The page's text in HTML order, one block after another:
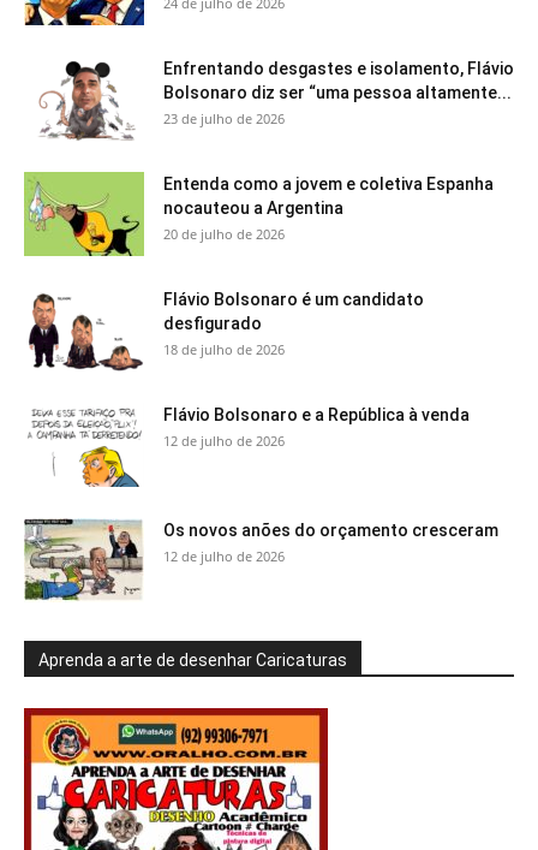
Enfrentando desgastes e isolamento, Flávio
Bolsonaro diz ser “uma pessoa altamente...
23 de julho de 2026
Entenda como a jovem e coletiva Espanha
nocauteou a Argentina
20 de julho de 2026
Flávio Bolsonaro é um candidato
desfigurado
18 de julho de 2026
Flávio Bolsonaro e a República à venda
12 de julho de 2026
Os novos anões do orçamento cresceram
12 de julho de 2026
Aprenda a arte de desenhar Caricaturas